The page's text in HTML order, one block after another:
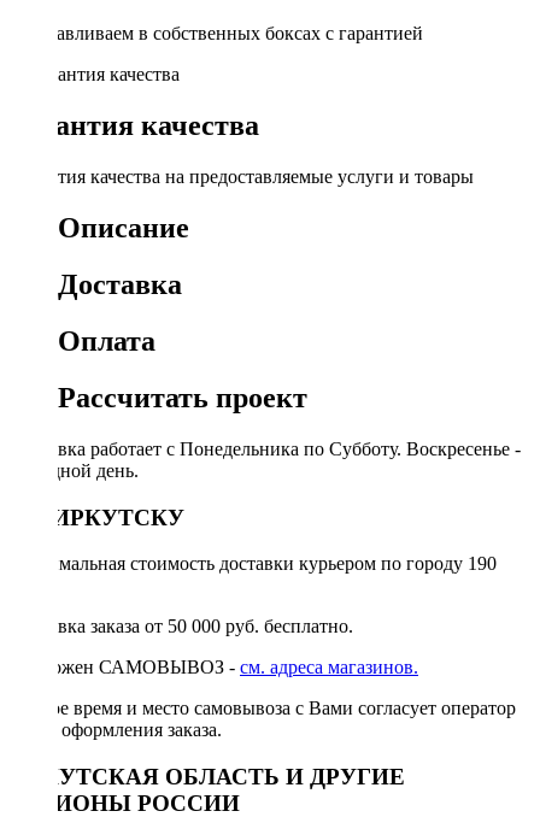
Устанавливаем в собственных боксах с гарантией
Гарантия качества
Гарантия качества на предоставляемые услуги и товары
Описание
Доставка
Оплата
Рассчитать проект
Доставка работает с Понедельника по Субботу. Воскресенье -
выходной день.
ПО ИРКУТСКУ
Минимальная стоимость доставки курьером по городу 190
Доставка заказа от 50 000 руб. бесплатно.
Возможен САМОВЫВОЗ - см. адреса магазинов.
Точное время и место самовывоза с Вами согласует оператор
после оформления заказа.
ИРКУТСКАЯ ОБЛАСТЬ И ДРУГИЕ
РЕГИОНЫ РОССИИ